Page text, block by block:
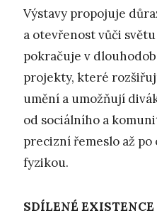
Výstavy propojuje
a otevřenost vůči
pokračuje v
projekty, které
umění a umožňují
od sociálního a
precizní řemeslo až
fyzikou.
SDÍLENÉ EXISTENCE